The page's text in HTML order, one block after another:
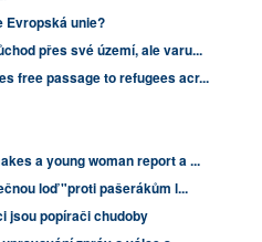
Evropská unie?
přes své území, ale varu...
free passage to refugees acr...
a young woman report a ...
loď "proti pašerákům l...
jsou popírači chudoby